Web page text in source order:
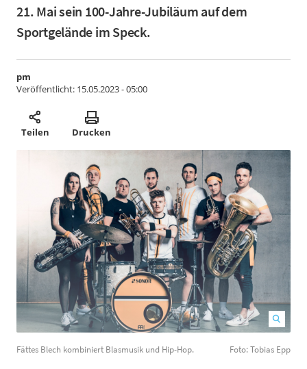
21. Mai sein 100-Jahre-Jubiläum auf dem
Sportgelände im Speck.
pm
Veröffentlicht: 15.05.2023 - 05:00
Teilen Drucken
Fättes Blech kombiniert Blasmusik und Hip-Hop. Foto: Tobias Epp